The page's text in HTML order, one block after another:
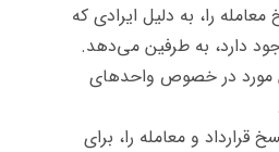
را، به دلیل ایرادی که
دارد، به طرفین می‌دهد.
مورد در خصوص واحدهای
قرارداد و معامله را، برای